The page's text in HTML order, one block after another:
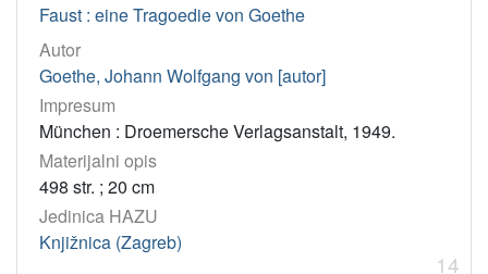
Faust : eine Tragoedie von Goethe
Autor
Goethe, Johann Wolfgang von [autor]
Impresum
München : Droemersche Verlagsanstalt, 1949.
Materijalni opis
498 str. ; 20 cm
Jedinica HAZU
Knjižnica (Zagreb)
14